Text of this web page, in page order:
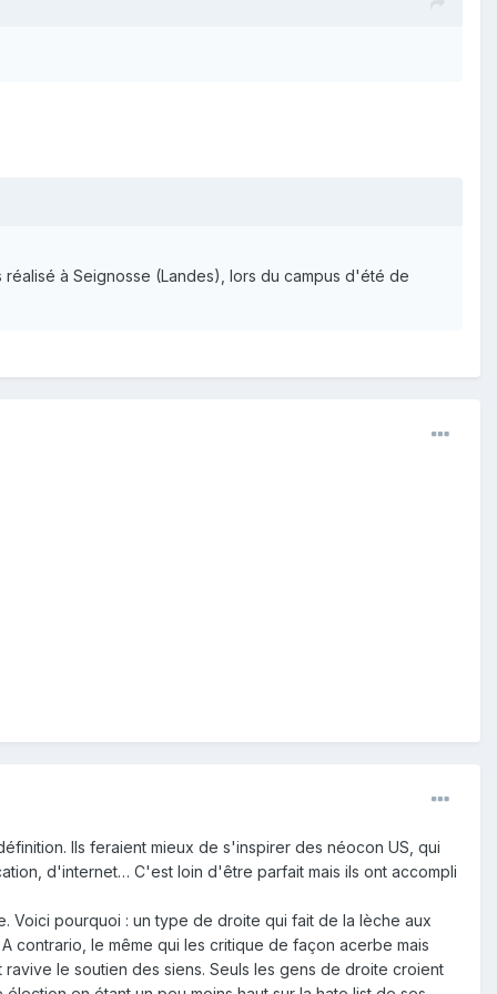
à Seignosse (Landes), lors du campus d'été de
Ils feraient mieux de s'inspirer des néocon US, qui
d'internet… C'est loin d'être parfait mais ils ont accompli
Voici pourquoi : un type de droite qui fait de la lèche aux
contrario, le même qui les critique de façon acerbe mais
le soutien des siens. Seuls les gens de droite croient